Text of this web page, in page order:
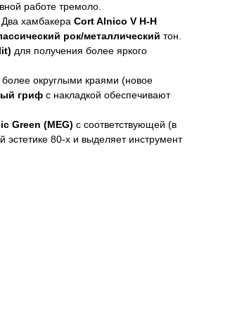
работе тремоло.
Два хамбакера Cort Alnico V H-H
рок/металлический тон.
для получения более яркого
более округлыми краями (новое
гриф с накладкой обеспечивают
Green (MEG) с соответствующей (в
эстетике 80-х и выделяет инструмент